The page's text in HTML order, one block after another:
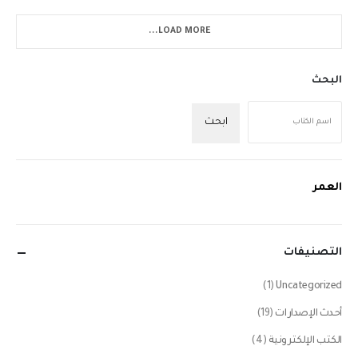
LOAD MORE...
البحث
ابحث
العمر
التصنيفات
Uncategorized
(1)
أحدث الإصدارات (19)
الكتب الإلكترونية (4)